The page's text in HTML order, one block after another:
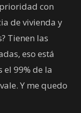
con
de vivienda y
Tienen las
eso está
el 99% de la
Y me quedo